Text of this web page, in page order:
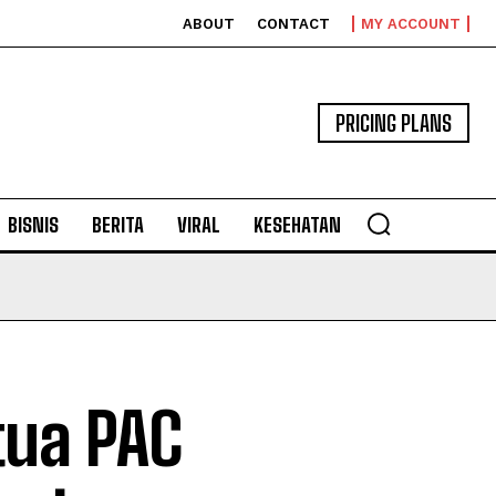
ABOUT CONTACT MY ACCOUNT
PRICING PLANS
BISNIS BERITA VIRAL KESEHATAN
PAC